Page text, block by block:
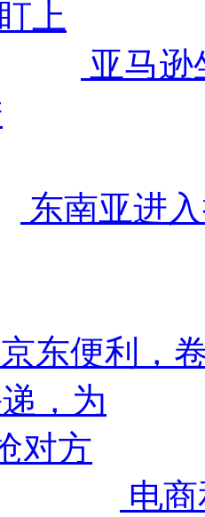
亚马逊
东南亚进
京东便利，
电